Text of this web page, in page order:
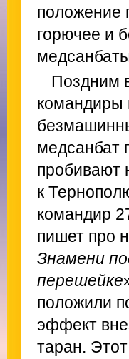
положение
горючее и
Поздним
медсанбат
пробивают
к
командир
пишет про
Знамени
перешейке
положили
эффект
таран.